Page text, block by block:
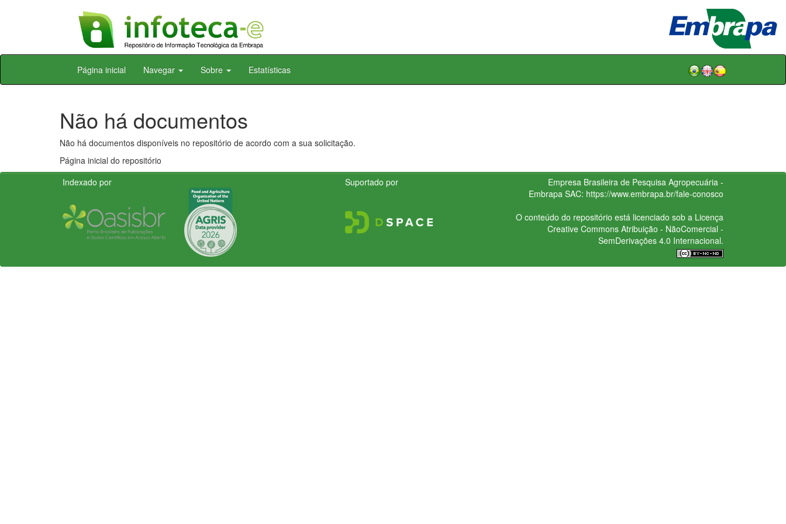
Skip
Página inicial Navegar Sobre Estatísticas
Não há documentos
Não há documentos disponíveis no repositório de acordo com a sua solicitação.
Página inicial do repositório
Indexado por
Suportado por
Empresa Brasileira de Pesquisa Agropecuária -
Embrapa SAC: https://www.embrapa.br/fale-conosco
O conteúdo do repositório está licenciado sob a Licença
Creative CommonsAtribuição - NãoComercial -
SemDerivações 4.0 Internacional.